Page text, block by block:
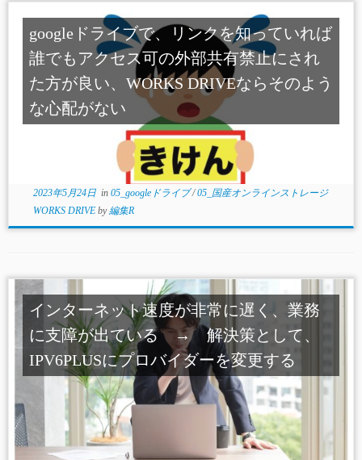
googleドライブで、リンクを知っていれば
誰でもアクセス可の外部共有禁止にされ
た方が良い、WORKS DRIVEならそのよう
な心配がない
2023年5月24日in 05_googleドライブ/05_国産オンラインストレージ
WORKS DRIVE by編集R
インターネット速度が非常に遅く、業務
に支障が出ている → 解決策として、
IPV6PLUSにプロバイダーを変更する